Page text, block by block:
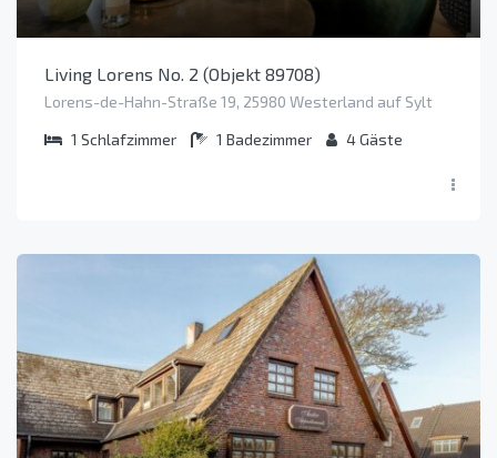
Living Lorens No. 2 (Objekt 89708)
Lorens-de-Hahn-Straße 19, 25980 Westerland auf Sylt
1 Schlafzimmer 1 Badezimmer 4Gäste